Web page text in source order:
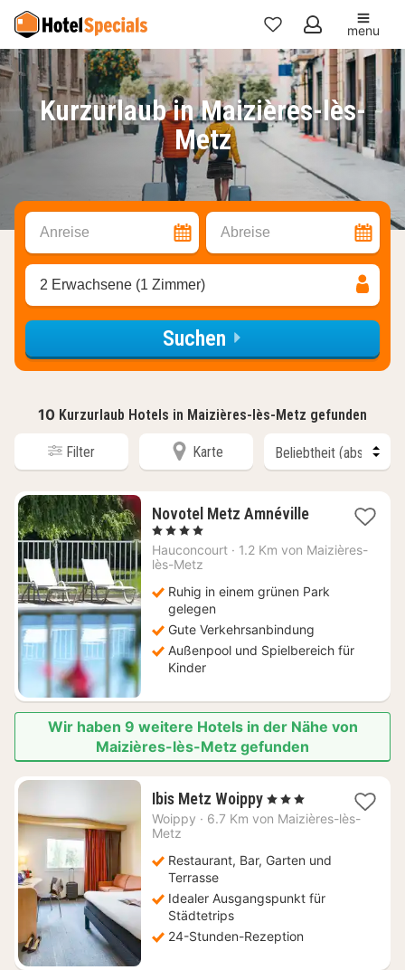
Meine
Favoriten
menu
Kurzurlaub in Maizières-lès-
Metz
Anreise Abreise
2 Erwachsene (1 Zimmer)
Suchen
10 Kurzurlaub Hotels in Maizières-lès-Metz gefunden
Filter Karte
Novotel Metz Amnéville1
ab
, 4 Sterne
Hauconcourt · 1.2 Km von Maizières-
lès-Metz
Ruhig in einem grünen Park
gelegen
Gute Verkehrsanbindung
Außenpool und Spielbereich für
Kinder
Wir haben 9 weitere Hotels in der Nähe von
Maizières-lès-Metz gefunden
Ibis Metz Woippy2
Nächte
€
, 3 Sterne
Woippy · 6.7 Km von Maizières-lès-
Metz
Restaurant, Bar, Garten und
Terrasse
Idealer Ausgangspunkt für
Städtetrips
24-Stunden-Rezeption